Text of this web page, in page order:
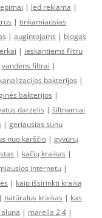
| led reklama |
| tinkamiausias
| augintojams | blogas
| ieskantiems filtru
vandens filtrai |
kanalizacijos bakterijos |
bakterijos |
darzelis | šiltnamiai
| geriausias sunu
nuo karščio | gyvūnų
| kačių kraikas |
internetu |
| kaip išsirinkti kraiką
| natūralus kraikas | kas
| marella 2,4 |